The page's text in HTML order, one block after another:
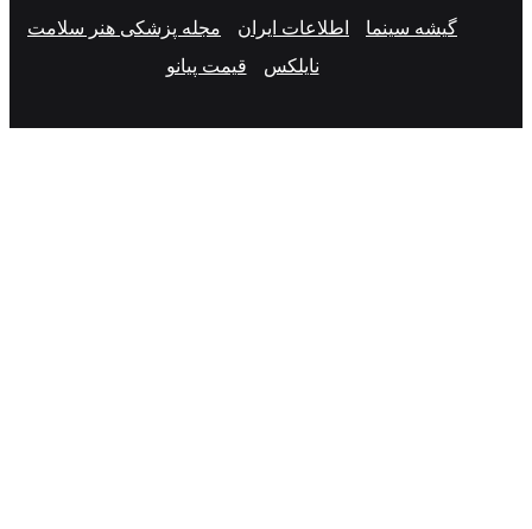
گیشه سینما اطلاعات ایران
مجله پزشکی هنر سلامت
نایلکس
قیمت پیانو